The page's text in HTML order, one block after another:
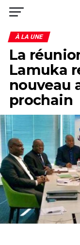
À LA UNE
La
Lamuka
nouveau
prochain